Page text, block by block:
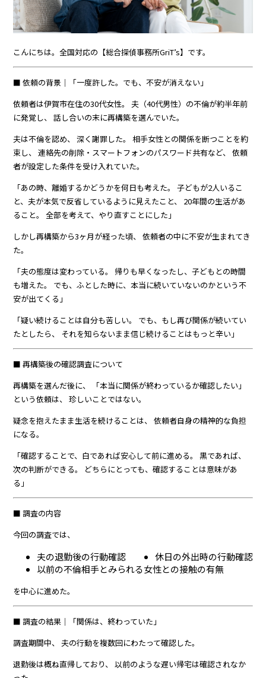
こんにちは。全国対応の【総合探偵事務所GriT’s】です。
■ 依頼の背景｜「一度許した。でも、不安が消えない」
依頼者は伊賀市在住の30代女性。 夫（40代男性）の不倫が約半年前
に発覚し、 話し合いの末に再構築を選んでいた。
夫は不倫を認め、 深く謝罪した。 相手女性との関係を断つことを約
束し、 連絡先の削除・スマートフォンのパスワード共有など、 依頼
者が設定した条件を受け入れていた。
「あの時、離婚するかどうかを何日も考えた。 子どもが2人いるこ
と、夫が本気で反省しているように見えたこと、 20年間の生活があ
ること。 全部を考えて、やり直すことにした」
しかし再構築から3ヶ月が経った頃、 依頼者の中に不安が生まれてき
た。
「夫の態度は変わっている。 帰りも早くなったし、子どもとの時間
も増えた。 でも、ふとした時に、本当に続いていないのかという不
安が出てくる」
「疑い続けることは自分も苦しい。 でも、もし再び関係が続いてい
たとしたら、 それを知らないまま信じ続けることはもっと辛い」
■ 再構築後の確認調査について
再構築を選んだ後に、 「本当に関係が終わっているか確認したい」
という依頼は、 珍しいことではない。
疑念を抱えたまま生活を続けることは、 依頼者自身の精神的な負担
になる。
「確認することで、白であれば安心して前に進める。 黒であれば、
次の判断ができる。 どちらにとっても、確認することは意味があ
る」
■ 調査の内容
今回の調査では、
夫の退勤後の行動確認
休日の外出時の行動確認
以前の不倫相手とみられる女性との接触の有無
を中心に進めた。
■ 調査の結果｜「関係は、終わっていた」
調査期間中、 夫の行動を複数回にわたって確認した。
退勤後は概ね直帰しており、 以前のような遅い帰宅は確認されなか